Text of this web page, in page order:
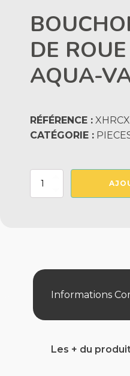
DE
AQUA-
RÉFÉRENCE :
CATÉGORIE :
quantité
AQUA-
VAC
Informations
Les + du